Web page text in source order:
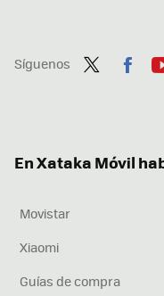
Síguenos
En Xataka Móvil
Movistar
Xiaomi
Guías de compra